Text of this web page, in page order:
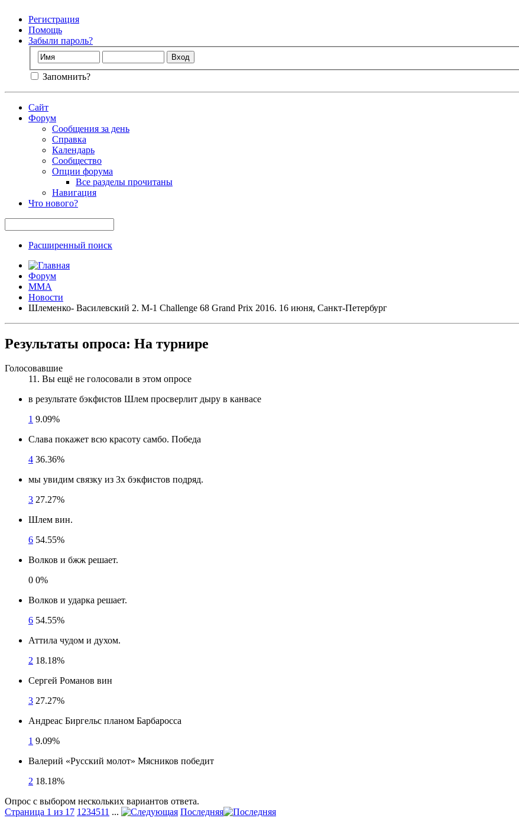
Регистрация
Помощь
Забыли пароль?
Запомнить?
Сайт
Форум
Сообщения за день
Справка
Календарь
Сообщество
Опции форума
Все разделы прочитаны
Навигация
Что нового?
Расширенный поиск
Форум
ММА
Новости
Шлеменко- Василевский 2. M-1 Challenge 68 Grand Prix 2016. 16 июня, Санкт-Петербург
Результаты опроса: На турнире
Голосовавшие
11. Вы ещё не голосовали в этом опросе
в результате бэкфистов Шлем просверлит дыру в канвасе
1 9.09%
Слава покажет всю красоту самбо. Победа
4 36.36%
мы увидим связку из 3х бэкфистов подряд.
3 27.27%
Шлем вин.
6 54.55%
Волков и бжж решает.
0 0%
Волков и ударка решает.
6 54.55%
Аттила чудом и духом.
2 18.18%
Сергей Романов вин
3 27.27%
Андреас Биргельс планом Барбаросса
1 9.09%
Валерий «Русский молот» Мясников победит
2 18.18%
Опрос с выбором нескольких вариантов ответа.
Страница 1 из 17 1234511 ... Последняя